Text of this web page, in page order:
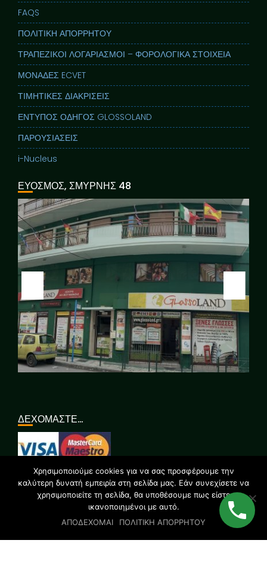
FAQS
ΠΟΛΙΤΙΚΗ ΑΠΟΡΡΗΤΟΥ
ΤΡΑΠΕΖΙΚΟΙ ΛΟΓΑΡΙΑΣΜΟΙ – ΦΟΡΟΛΟΓΙΚΑ ΣΤΟΙΧΕΙΑ
ΜΟΝΑΔΕΣ ECVET
ΤΙΜΗΤΙΚΕΣ ΔΙΑΚΡΙΣΕΙΣ
ΕΝΤΥΠΟΣ ΟΔΗΓΟΣ GLOSSOLAND
ΠΑΡΟΥΣΙΑΣΕΙΣ
i-Nucleus
ΕΥΟΣΜΟΣ, ΣΜΥΡΝΗΣ 48
ΔΕΧΟΜΑΣΤΕ…
ΣΥΝΔΕΘΕΙΤΕ ΜΑΖΙ ΜΑΣ…
Χρησιμοποιούμε cookies για να σας προσφέρουμε την
καλύτερη δυνατή εμπειρία στη σελίδα μας. Εάν συνεχίσετε να
χρησιμοποιείτε τη σελίδα, θα υποθέσουμε πως είστε
ικανοποιημένοι με αυτό.
ΑΠΟΔΕΧΟΜΑΙ
ΠΟΛΙΤΙΚΗ ΑΠΟΡΡΗΤΟΥ